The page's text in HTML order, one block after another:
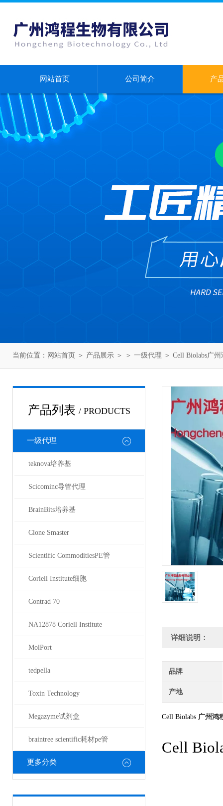
网站首页 公司简介 产
当前位置： 网站首页 ＞ 产品展示 ＞ ＞ 一级代理 ＞ Cell Biolabs广
产品列表 / PRODUCTS
一级代理
teknova培养基
Scicominc导管代理
BrainBits培养基
Clone Smaster
Scientific CommoditiesPE管
Coriell Institute细胞
Contrad 70
NA12878 Coriell Institute
MolPort
tedpella
Toxin Technology
Megazyme试剂盒
braintree scientific耗材pe管
更多分类
详细说明：
品牌
产地
Cell Biolabs 广州鸿
Cell